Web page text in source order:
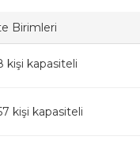
Birimleri
kişi kapasiteli
kişi kapasiteli